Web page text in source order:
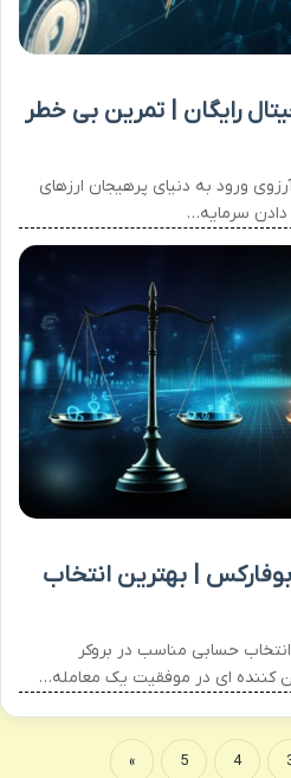
رایگان | تمرین بی خطر
ورود به دنیای پرهیجان ارزهای
سرمایه…
| بهترین انتخاب
حسابی مناسب در بروکر
کننده ای در موفقیت یک معامله…
4
5
»